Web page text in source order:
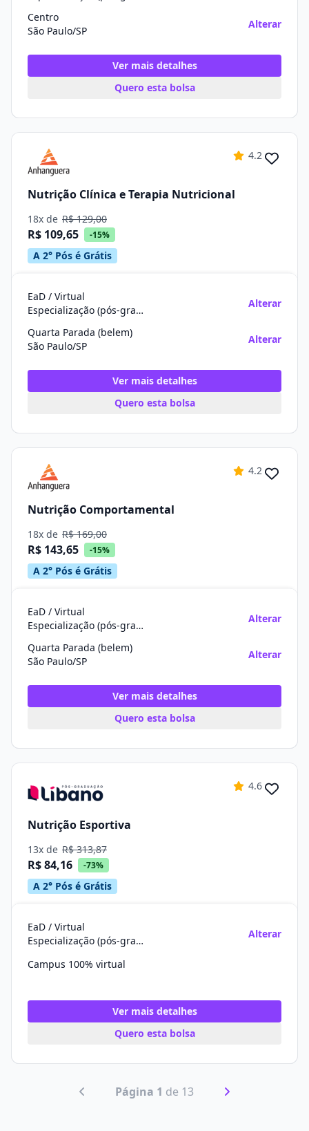
Centro
São Paulo/SP
Alterar
Ver mais detalhes
Quero esta bolsa
4.2
Nutrição Clínica e Terapia Nutricional
18x de R$ 129,00
R$ 109,65 -15%
A 2° Pós é Grátis
EaD / Virtual
Especialização (pós-graduação)
Alterar
Quarta Parada (belem)
São Paulo/SP
Alterar
Ver mais detalhes
Quero esta bolsa
4.2
Nutrição Comportamental
18x de R$ 169,00
R$ 143,65 -15%
A 2° Pós é Grátis
EaD / Virtual
Especialização (pós-graduação)
Alterar
Quarta Parada (belem)
São Paulo/SP
Alterar
Ver mais detalhes
Quero esta bolsa
4.6
Nutrição Esportiva
13x de R$ 313,87
R$ 84,16 -73%
A 2° Pós é Grátis
EaD / Virtual
Especialização (pós-graduação)
Alterar
Campus 100% virtual
Ver mais detalhes
Quero esta bolsa
Página 1 de 13